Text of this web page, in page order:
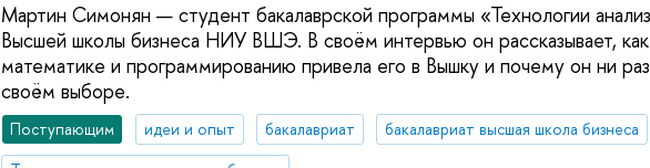
Мартин Симонян — студент бакалаврской программы «Технологии
Высшей школы бизнеса НИУ ВШЭ. В своём интервью он рассказывает,
математике и программированию привела его в Вышку и почему он ни
своём выборе.
Поступающим идеи и опыт бакалавриат
бакалавриат высшая школа бизнеса